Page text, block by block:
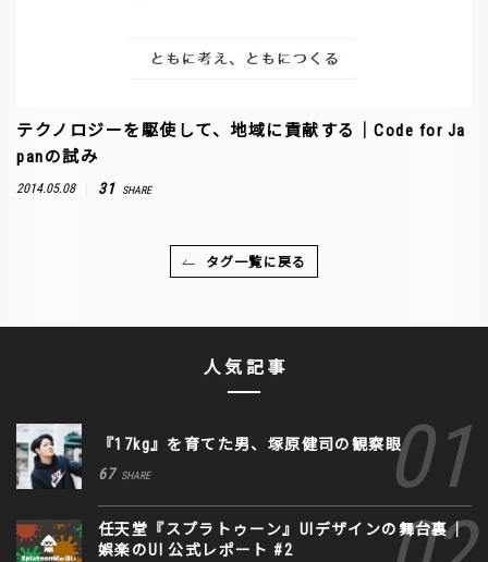
テクノロジーを駆使して、地域に貢献する｜Code for Ja
panの試み
2014.05.08 31 SHARE
タグ一覧に戻る
人気記事
『17kg』を育てた男、塚原健司の観察眼
67 SHARE
任天堂『スプラトゥーン』UIデザインの舞台裏｜
娯楽のUI 公式レポート #2